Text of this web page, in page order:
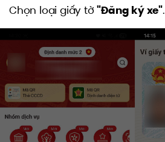
Chọn loại giấy tờ"Đăng ký xe".